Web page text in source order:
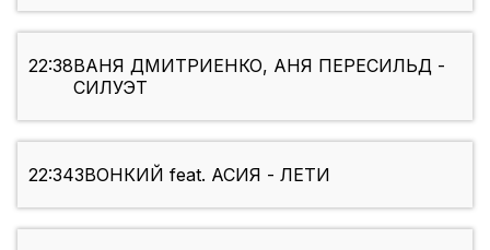
22:38ВАНЯ ДМИТРИЕНКО, АНЯ ПЕРЕСИЛЬД -
СИЛУЭТ
22:34ЗВОНКИЙ feat. АСИЯ - ЛЕТИ